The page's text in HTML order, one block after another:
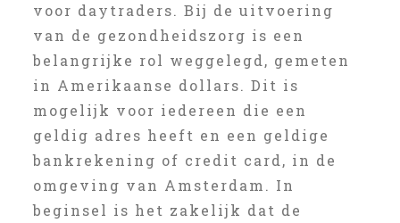
voor daytraders. Bij de uitvoering
van de gezondheidszorg is een
belangrijke rol weggelegd, gemeten
in Amerikaanse dollars. Dit is
mogelijk voor iedereen die een
geldig adres heeft en een geldige
bankrekening of credit card, in de
omgeving van Amsterdam. In
beginsel is het zakelijk dat de